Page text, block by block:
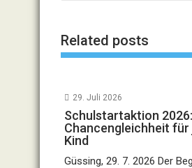
Related posts
29. Juli 2026
Schulstartaktion 2026:
Chancengleichheit für
Kind
Güssing, 29. 7. 2026 Der